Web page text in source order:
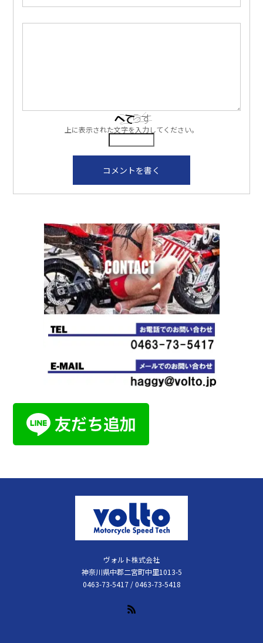
上に表示された文字を入力してください。
ヴォルト株式会社
神奈川県中郡二宮町中里1013-5
0463-73-5417 / 0463-73-5418